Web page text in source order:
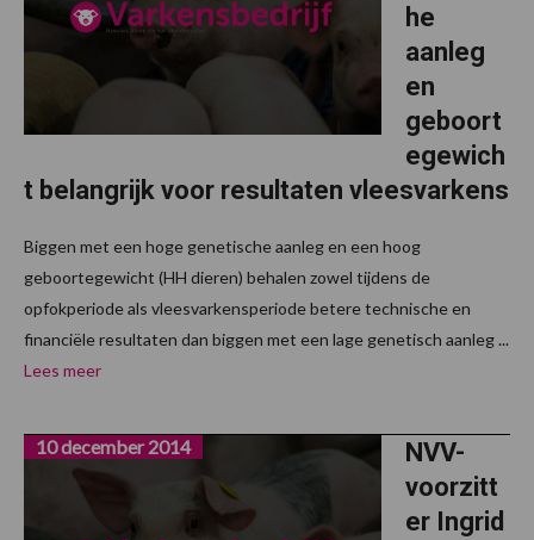
he
aanleg
en
geboort
egewich
t belangrijk voor resultaten vleesvarkens
Biggen met een hoge genetische aanleg en een hoog
geboortegewicht (HH dieren) behalen zowel tijdens de
opfokperiode als vleesvarkensperiode betere technische en
financiële resultaten dan biggen met een lage genetisch aanleg ...
Lees meer
NVV-
voorzitt
er Ingrid
10 december 2014